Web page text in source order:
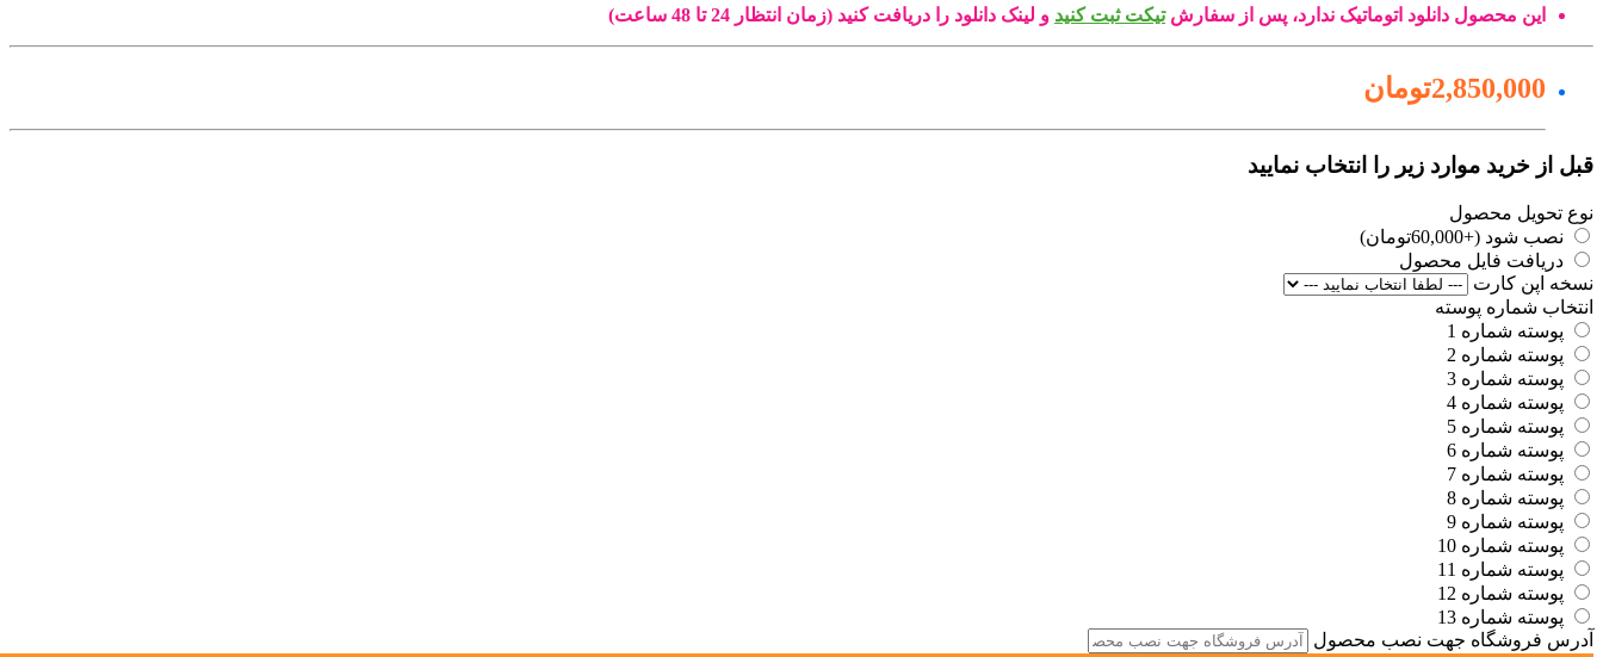
این محصول دانلود اتوماتیک ندارد، پس از سفارشتیکت ثبت کنید و لینک دانلود را دریافت کنید (زمان انتظار 24 تا 48 ساعت)
2,850,000تومان
قبل از خرید موارد زیر را انتخاب نمایید
نوع تحویل محصول
نصب شود (+60,000تومان)
دریافت فایل محصول
نسخه اپن کارت
انتخاب شماره پوسته
پوسته شماره 1
پوسته شماره 2
پوسته شماره 3
پوسته شماره 4
پوسته شماره 5
پوسته شماره 6
پوسته شماره 7
پوسته شماره 8
پوسته شماره 9
پوسته شماره 10
پوسته شماره 11
پوسته شماره 12
پوسته شماره 13
آدرس فروشگاه جهت نصب محصول